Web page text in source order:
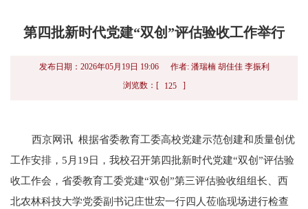
第四批新时代党建“双创”评估验收工作举行
发布日期：2026年05月19日 19:06
作者: 潘瑞楠 胡佳佳 李振利
浏览数：[
125 ]
西京网讯 根据省委教育工委高校党建示范创建和质量创优
工作安排，5月19日，我校召开第四批新时代党建“双创”评估验
收工作会，省委教育工委党建“双创”第三评估验收组组长、西
北农林科技大学党委副书记庄世宏一行四人莅临现场进行检查